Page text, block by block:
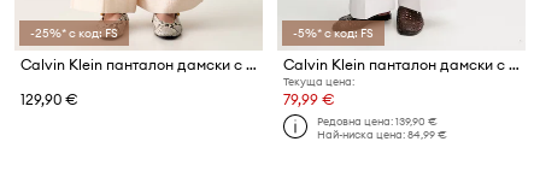
-25%* с код: FS
Calvin Klein панталон дамски с вискоза
129,90 €
-5%* с код: FS
Calvin Klein панталон дамски с лиосел
Текуща цена:
79,99 €
Редовна цена:139,90 €
Най-ниска цена:84,99 €